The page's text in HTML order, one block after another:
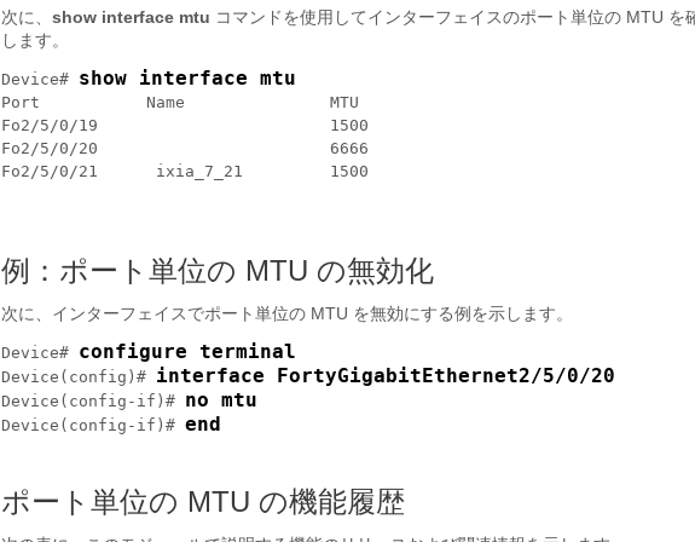
次に、 show interface mtu コマンドを使用してインターフェイスのポート単位の MTU を
します。
Device# show interface mtu
Port           Name               MTU
Fo2/5/0/19                        1500
Fo2/5/0/20                        6666
Fo2/5/0/21      ixia_7_21         1500
例：ポート単位の MTU の無効化
次に、インターフェイスでポート単位の MTU を無効にする例を示します。
Device# configure terminal
Device(config)# interface FortyGigabitEthernet2/5/0/20
Device(config-if)# no mtu
Device(config-if)# end
ポート単位の MTU の機能履歴